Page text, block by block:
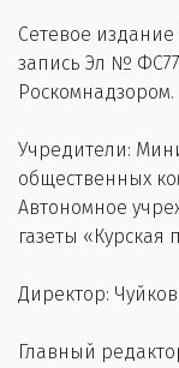
Сетевое
запись Эл №
Роскомнадзором.
Учредители:
общественных
Автономное
газеты «Курская
Директор:
Главный